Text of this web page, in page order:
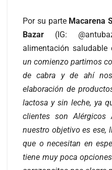
Por su parte Macarena
Bazar (IG:
alimentación saludable
un comienzo partimos
de cabra y de ahí
elaboración de
lactosa y sin leche, ya
clientes son Alérgicos
nuestro objetivo es ese,
que o necesitan en
tiene muy poca